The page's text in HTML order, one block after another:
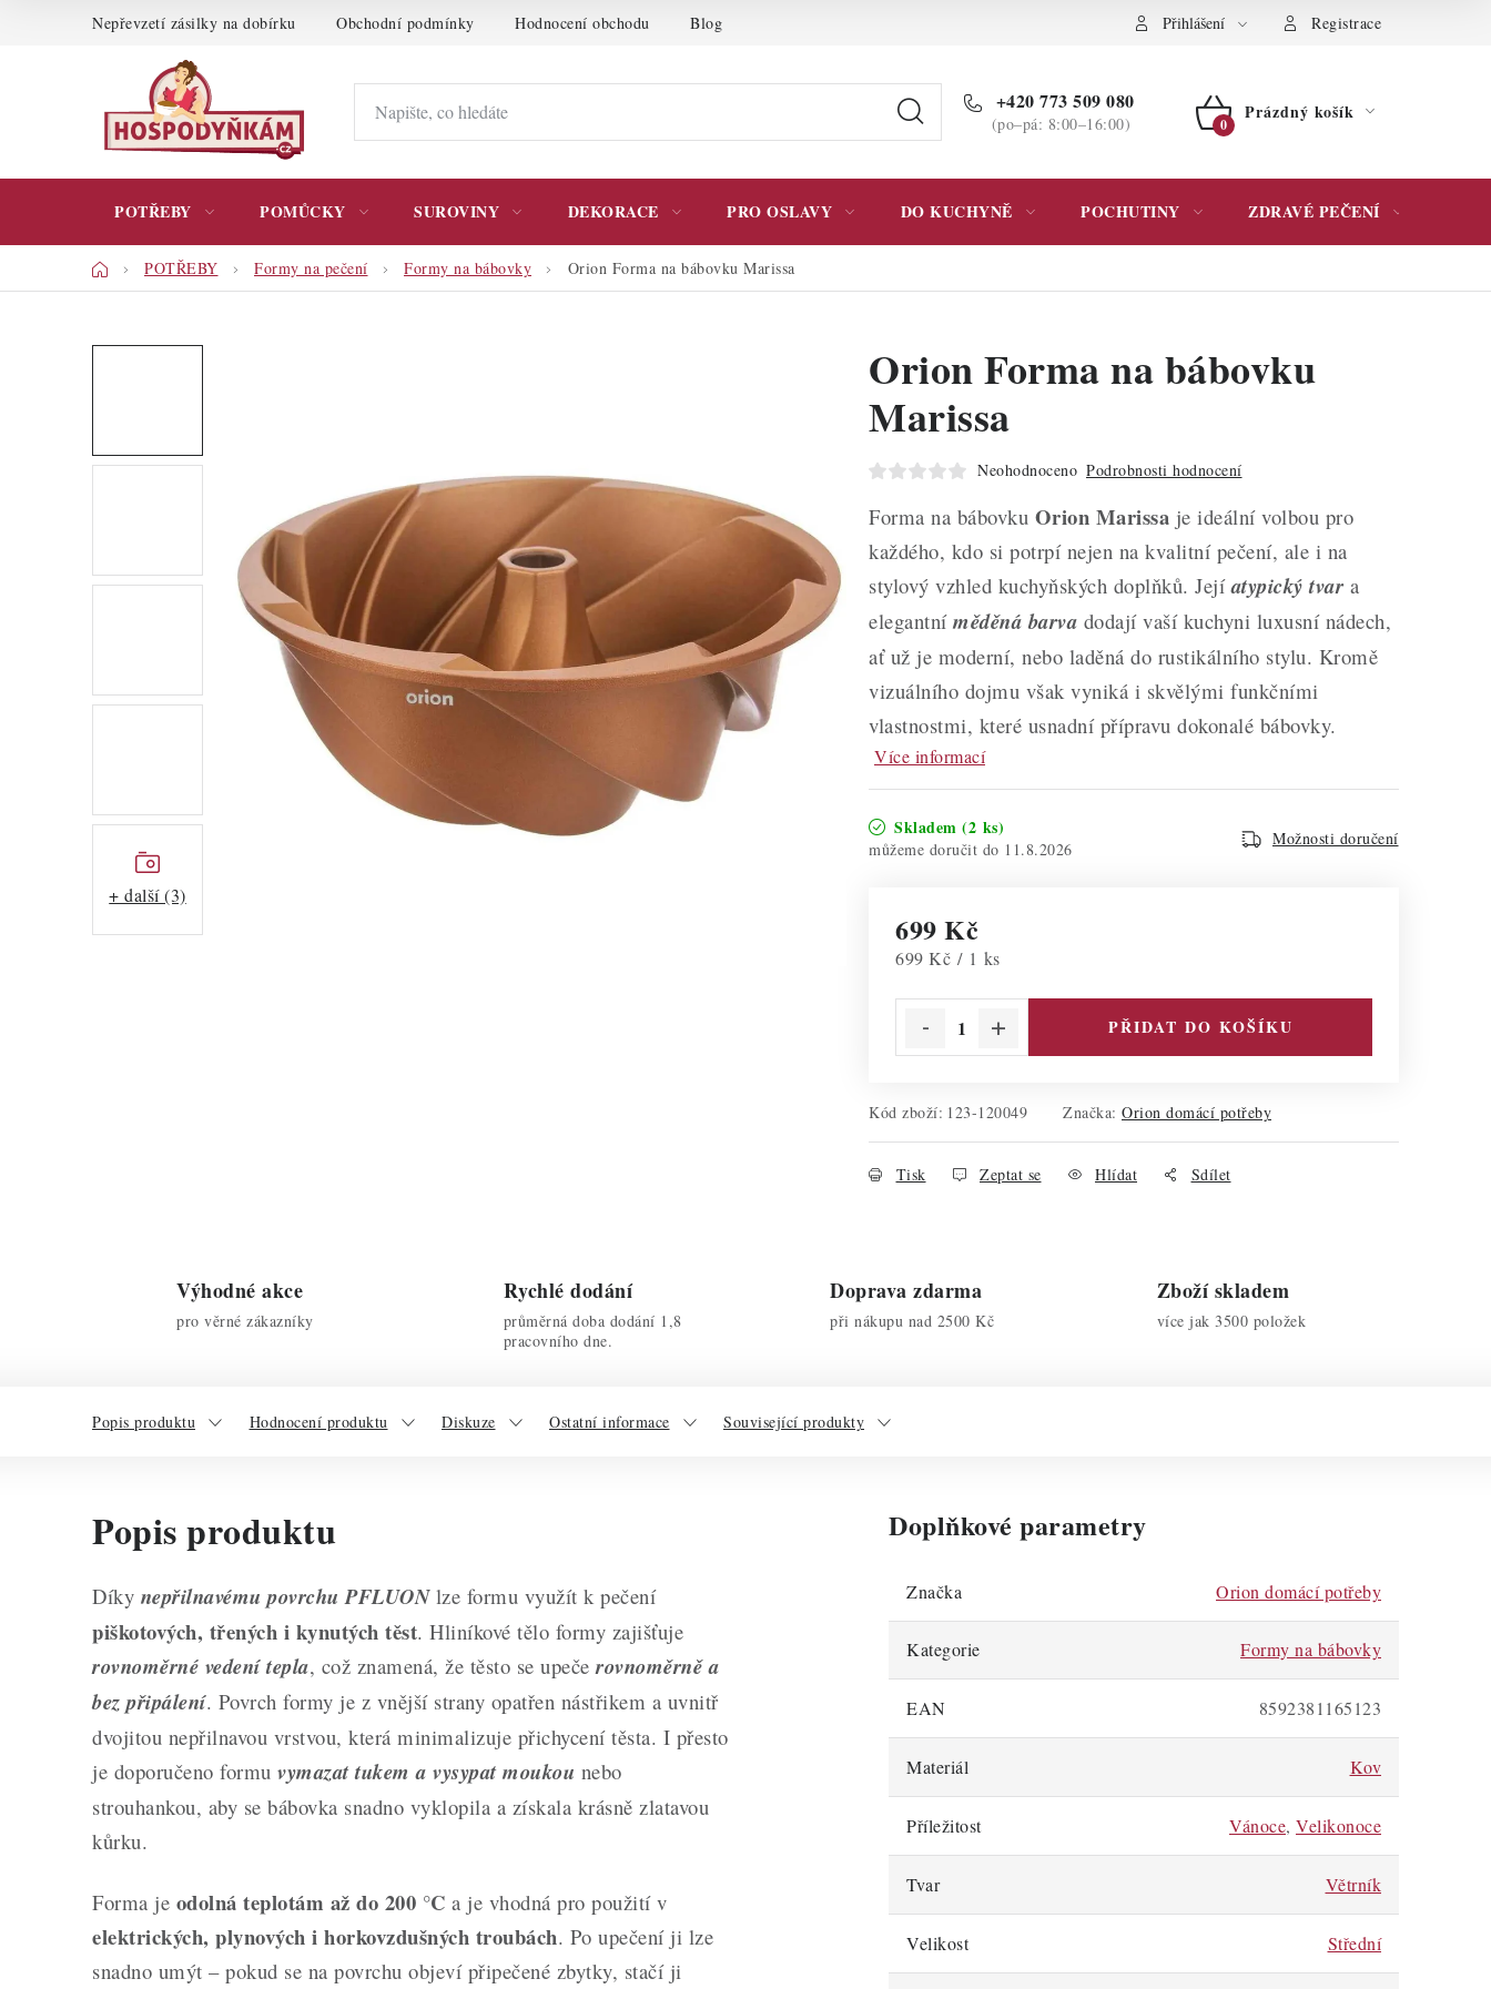
Nepřevzetí zásilky na dobírku Obchodní podmínky Hodnocení obchodu Blog Podmínky ochrany osobních údajů Přihlášení Registrace
+420 773 509 080
(po–pá: 8:00–16:00)
NÁKUPNÍ
Prázdný košík
POTŘEBY POMŮCKY SUROVINY DEKORACE PRO OSLAVY DO KUCHYNĚ POCHUTINY ZDRAVÉ PEČENÍ
DomůPOTŘEBY Formy na pečení Formy na bábovky Orion Forma na bábovku Marissa
+ další (3)
Orion Forma na bábovku
Marissa
Neohodnoceno Podrobnosti hodnocení
Forma na bábovku Orion Marissa je ideální volbou pro
každého, kdo si potrpí nejen na kvalitní pečení, ale i na
stylový vzhled kuchyňských doplňků. Jejíatypický tvara
elegantní měděná barva dodají vaší kuchyni luxusní nádech,
ať už je moderní, nebo laděná do rustikálního stylu. Kromě
vizuálního dojmu však vyniká i skvělými funkčními
vlastnostmi, které usnadní přípravu dokonalé bábovky.
Více informací
Skladem (2 ks)
11.8.2026
Možnosti doručení
699 Kč
Měrná cena:
699 Kč / 1 ks
PŘIDAT DO KOŠÍKU
Kód zboží: 123-120049 Značka: Orion domácí potřeby
Tisk Zeptat se Hlídat Sdílet
Výhodné akce
pro věrné zákazníky
Rychlé dodání
průměrná doba dodání 1,8
pracovního dne.
Doprava zdarma
při nákupu nad 2500 Kč
Zboží skladem
více jak 3500 položek
Popis produktu Hodnocení produktu Diskuze Ostatní informace Související produkty
Popis produktu
Díky nepřilnavému povrchu PFLUONlze formu využít k pečení
piškotových, třených i kynutých těst. Hliníkové tělo formy zajišťuje
rovnoměrné vedení tepla, což znamená, že těsto se upečerovnoměrně a
bez připálení. Povrch formy je z vnější strany opatřen nástřikem a uvnitř
dvojitou nepřilnavou vrstvou, která minimalizuje přichycení těsta. I přesto
je doporučeno formu vymazat tukem a vysypat moukou nebo
strouhankou, aby se bábovka snadno vyklopila a získala krásně zlatavou
kůrku.
Forma je odolná teplotám až do 200 °C a je vhodná pro použití v
elektrických, plynových i horkovzdušných troubách. Po upečení ji lze
snadno umýt – pokud se na povrchu objeví připečené zbytky, stačí ji
Doplňkové parametry
Značka Orion domácí potřeby
Kategorie Formy na bábovky
EAN 8592381165123
Materiál Kov
Příležitost Vánoce, Velikonoce
Tvar Větrník
Velikost Střední